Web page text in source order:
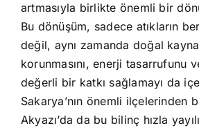
artmasıyla birlikte önemli bir
Bu dönüşüm, sadece atıkların
değil, aynı zamanda doğal
korunmasını, enerji tasarrufunu
değerli bir katkı sağlamayı da
Sakarya’nın önemli ilçelerinden
Akyazı’da da bu bilinç hızla